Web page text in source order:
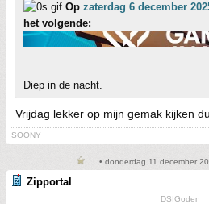
Op zaterdag 6 december
het volgende:
Diep in de nacht.
Vrijdag lekker op mijn gemak kijken
SOONY
• donderdag 11 december
Zipportal
DSIGoden